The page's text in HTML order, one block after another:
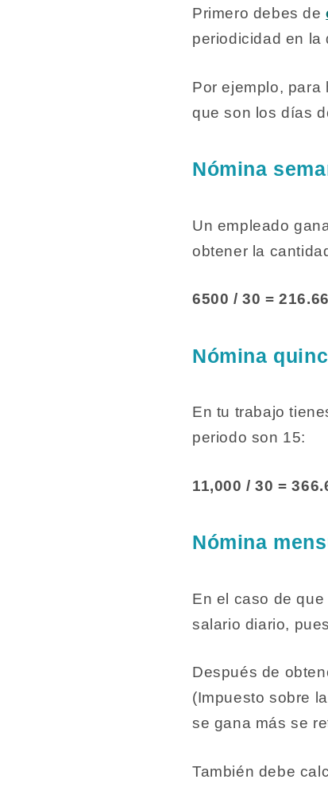
Primero debes de
periodicidad en la
Por ejemplo,
que son los días
Nómina
Un empleado
obtener la
6500 / 30 =
Nómina
En tu trabajo
periodo son 15:
11,000 / 30 =
Nómina
En el caso de
salario diario,
Después de
(Impuesto sobre
se gana más se
También debe